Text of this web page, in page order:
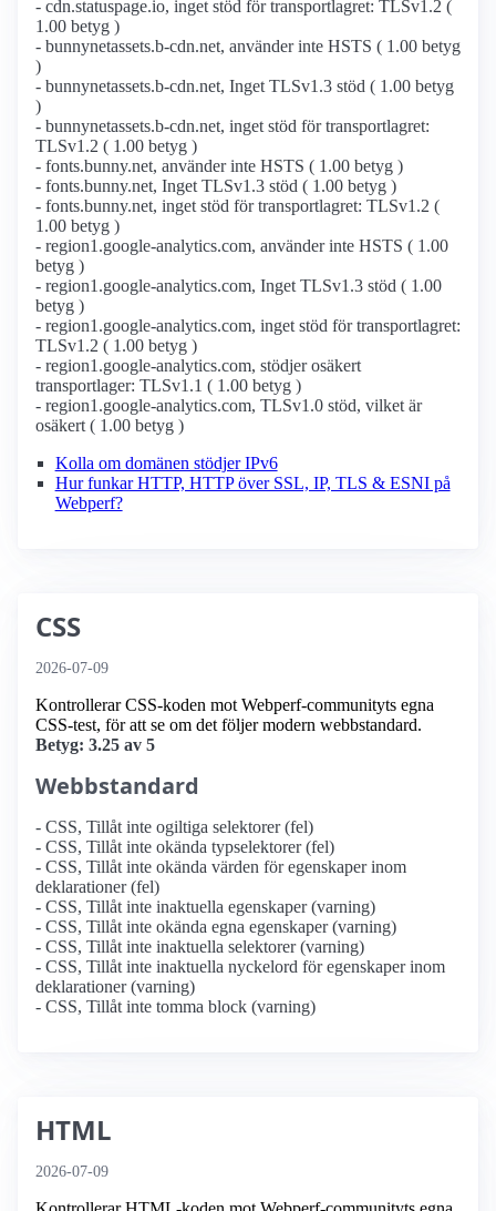
- cdn.statuspage.io, inget stöd för transportlagret: TLSv1.2 (
1.00 betyg )
- bunnynetassets.b-cdn.net, använder inte HSTS ( 1.00 betyg
)
- bunnynetassets.b-cdn.net, Inget TLSv1.3 stöd ( 1.00 betyg
)
- bunnynetassets.b-cdn.net, inget stöd för transportlagret:
TLSv1.2 ( 1.00 betyg )
- fonts.bunny.net, använder inte HSTS ( 1.00 betyg )
- fonts.bunny.net, Inget TLSv1.3 stöd ( 1.00 betyg )
- fonts.bunny.net, inget stöd för transportlagret: TLSv1.2 (
1.00 betyg )
- region1.google-analytics.com, använder inte HSTS ( 1.00
betyg )
- region1.google-analytics.com, Inget TLSv1.3 stöd ( 1.00
betyg )
- region1.google-analytics.com, inget stöd för transportlagret:
TLSv1.2 ( 1.00 betyg )
- region1.google-analytics.com, stödjer osäkert
transportlager: TLSv1.1 ( 1.00 betyg )
- region1.google-analytics.com, TLSv1.0 stöd, vilket är
osäkert ( 1.00 betyg )
Kolla om domänen stödjer IPv6
Hur funkar HTTP, HTTP över SSL, IP, TLS & ESNI på
Webperf?
CSS
2026-07-09
Kontrollerar CSS-koden mot Webperf-communityts egna
CSS-test, för att se om det följer modern webbstandard.
Betyg: 3.25 av 5
Webbstandard
- CSS, Tillåt inte ogiltiga selektorer (fel)
- CSS, Tillåt inte okända typselektorer (fel)
- CSS, Tillåt inte okända värden för egenskaper inom
deklarationer (fel)
- CSS, Tillåt inte inaktuella egenskaper (varning)
- CSS, Tillåt inte okända egna egenskaper (varning)
- CSS, Tillåt inte inaktuella selektorer (varning)
- CSS, Tillåt inte inaktuella nyckelord för egenskaper inom
deklarationer (varning)
- CSS, Tillåt inte tomma block (varning)
HTML
2026-07-09